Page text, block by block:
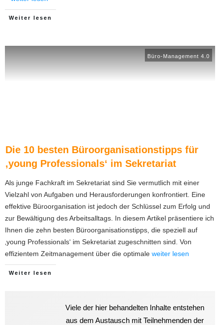
Weiter lesen
Büro-Management 4.0
Die 10 besten Büroorganisationstipps für
‚young Professionals‘ im Sekretariat
Als junge Fachkraft im Sekretariat sind Sie vermutlich mit einer
Vielzahl von Aufgaben und Herausforderungen konfrontiert. Eine
effektive Büroorganisation ist jedoch der Schlüssel zum Erfolg und
zur Bewältigung des Arbeitsalltags. In diesem Artikel präsentiere ich
Ihnen die zehn besten Büroorganisationstipps, die speziell auf
‚young Professionals‘ im Sekretariat zugeschnitten sind. Von
effizientem Zeitmanagement über die optimale weiter lesen
Weiter lesen
Viele der hier behandelten Inhalte entstehen
aus dem Austausch mit Teilnehmenden der